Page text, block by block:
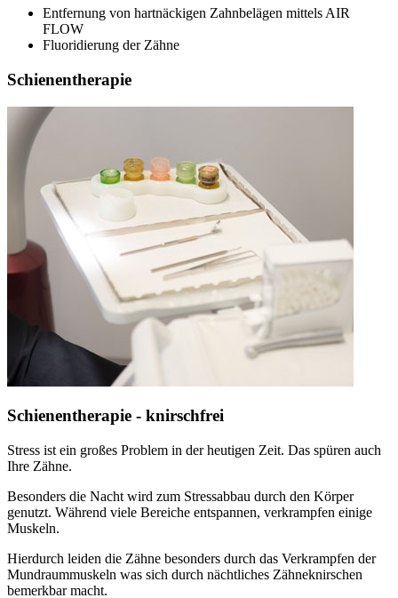
Entfernung von hartnäckigen Zahnbelägen mittels AIR
FLOW
Fluoridierung der Zähne
Schienentherapie
Schienentherapie - knirschfrei
Stress ist ein großes Problem in der heutigen Zeit. Das spüren auch
Ihre Zähne.
Besonders die Nacht wird zum Stressabbau durch den Körper
genutzt. Während viele Bereiche entspannen, verkrampfen einige
Muskeln.
Hierdurch leiden die Zähne besonders durch das Verkrampfen der
Mundraummuskeln was sich durch nächtliches Zähneknirschen
bemerkbar macht.